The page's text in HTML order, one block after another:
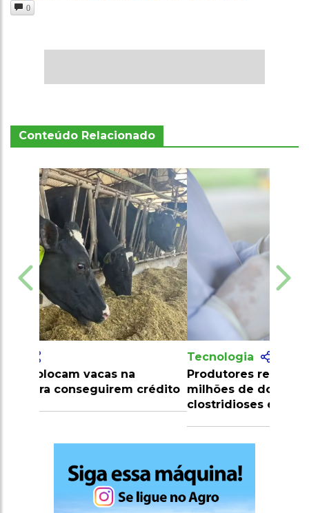
0
Conteúdo Relacionado
Tecnologia
Produtores recebem mais de 10
milhões de doses de vacinas contra